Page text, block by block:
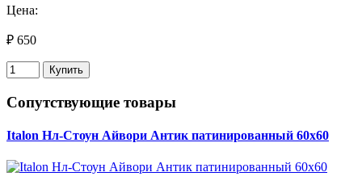
Цена:
₽ 650
Купить
Сопутствующие товары
Italon Нл-Стоун Айвори Антик патинированный 60х60